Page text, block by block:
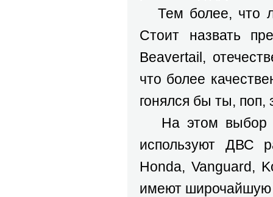
Тем более, что
Стоит назвать
Beavertail,
что более
гонялся бы ты,
На этом выбор
используют ДВС
Honda, Vanguard,
имеют широчайшую